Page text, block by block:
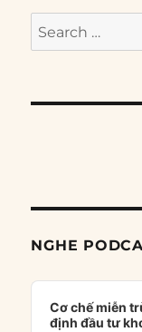
Search
for:
NGHE
Audio
Player
Cơ chế miễn
định đầu tư